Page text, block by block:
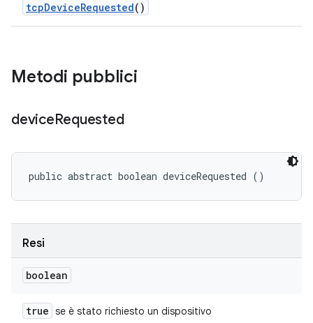
tcpDeviceRequested()
Metodi pubblici
deviceRequested
public abstract boolean deviceRequested ()
Resi
boolean
true se è stato richiesto un dispositivo